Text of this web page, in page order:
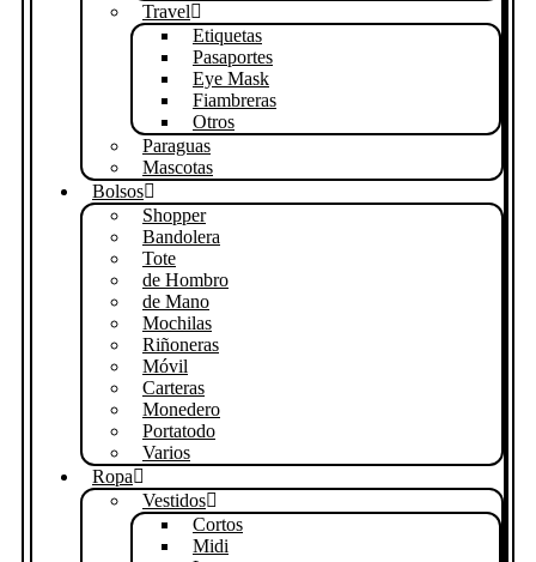
Travel
Etiquetas
Pasaportes
Eye Mask
Fiambreras
Otros
Paraguas
Mascotas
Bolsos
Shopper
Bandolera
Tote
de Hombro
de Mano
Mochilas
Riñoneras
Móvil
Carteras
Monedero
Portatodo
Varios
Ropa
Vestidos
Cortos
Midi